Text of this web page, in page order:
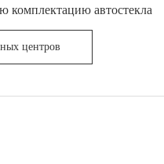
комплектацию автостекла
центров